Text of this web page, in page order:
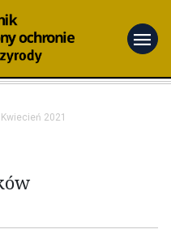
menu
Kwiecień 2021